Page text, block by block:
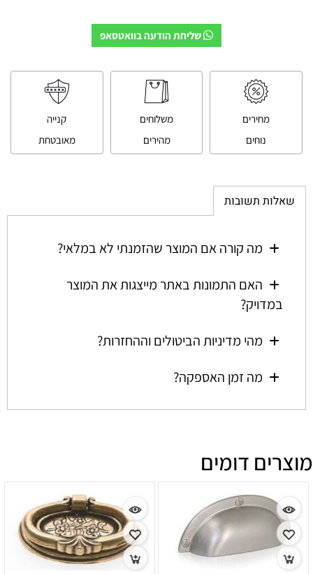
שליחת הודעה בוואטסאפ
מחירים
נוחים
משלוחים
מהירים
קנייה
מאובטחת
שאלות תשובות
מה קורה אם המוצר שהזמנתי לא במלאי?
האם התמונות באתר מייצגות את המוצר
במדויק?
מהי מדיניות הביטולים וההחזרות?
מה זמן האספקה?
מוצרים דומים